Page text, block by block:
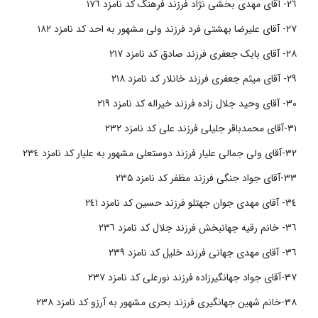
٢٦- آقای مهدی بخشی نژاد فرزند فرهنگ کد نامزد ١٧٦
٢٧- آقای علیرضا بهشتی فرد فرزند ولی مشهور به احد کد نامزد ١٨٢
٢٨- آقای بابک جعفری فرزند صادق کد نامزد ٢١٧
٢٩- آقای میثم جعفری فرزند خانلار کد نامزد ٢١٨
٣٠- آقای وحید جلال زاده فرزند خیراله کد نامزد ٢١٩
٣١-آقای محمدباقر جلیلی فرزند علی کد نامزد ٢٣٢
٣٢-آقای ولی جمالی علیار فرزند دوستعلی مشهور به علیار کد نامزد ٢٣٤
٣٣-آقای جواد جنگی فرزند مظفر کد نامزد ۲۳۵
٣٤- آقای مهدی جوان جهتلو فرزند حسین کد نامزد ٢٤١
٣٦- خانم رقیه جهانبخش فرزند جلال کد نامزد ٢٣٦
٣٦- آقای مهدی جهانی فرزند خلیل کد نامزد ٢٣٩
٣٧-آقای جواد جهانگیرزاده فرزند نورعلی کد نامزد ٢٣٧
٣٨-خانم شهین جهانگیری فرزند بحری مشهور به آرزو کد نامزد ٢٣٨